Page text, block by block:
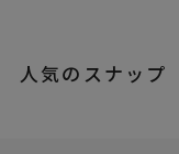
人気のスナップ